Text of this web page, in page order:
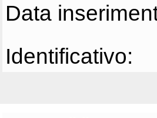
Data
Identificativo: